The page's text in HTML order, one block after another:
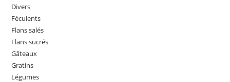
Divers
Féculents
Flans salés
Flans sucrés
Gâteaux
Gratins
Légumes